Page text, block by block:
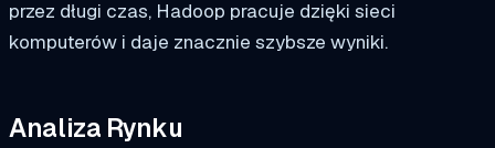
przez długi czas, Hadoop pracuje dzięki sieci
komputerów i daje znacznie szybsze wyniki.
Analiza Rynku